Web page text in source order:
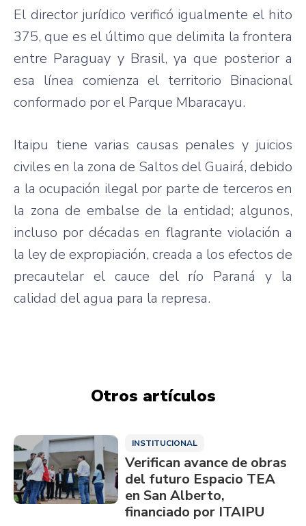
El director jurídico verificó igualmente el hito
375,que es el último que delimita lafrontera
entre Paraguay y Brasil,ya que posterior a
esa línea comienza el territorio Binacional
conformado porel Parque Mbaracayu.
Itaipu tiene varias causas penales y juicios
civiles en la zona de Saltos delGuairá, debido
a la ocupación ilegal por parte de terceros en
la zona deembalse de laentidad;algunos,
incluso por décadas en flagrante violación a
la leyde expropiación, creada a los efectos de
precautelar el cauce del río Paraná y la
calidad delagua para la represa.
Otros artículos
INSTITUCIONAL
Verifican avance de obras
del futuro Espacio TEA
en San Alberto,
financiado por ITAIPU